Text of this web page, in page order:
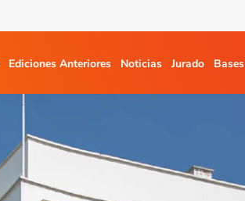
Ediciones Anteriores Noticias Jurado Bases